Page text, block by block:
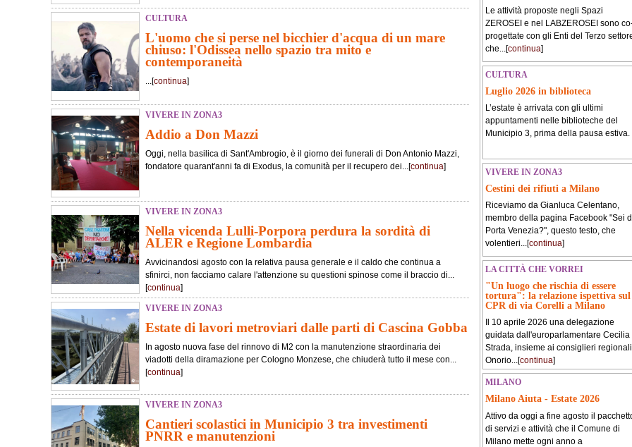
CULTURA
L'uomo che si perse nel bicchier d'acqua di un mare
chiuso: l'Odissea nello spazio tra mito e
contemporaneità
...[continua]
VIVERE IN ZONA3
Addio a Don Mazzi
Oggi, nella basilica di Sant'Ambrogio, è il giorno dei funerali di Don Antonio Mazzi,
fondatore quarant'anni fa di Exodus, la comunità per il recupero dei...[continua]
VIVERE IN ZONA3
Nella vicenda Lulli-Porpora perdura la sordità di
ALER e Regione Lombardia
Avvicinandosi agosto con la relativa pausa generale e il caldo che continua a
sfinirci, non facciamo calare l'attenzione su questioni spinose come il braccio di...
[continua]
VIVERE IN ZONA3
Estate di lavori metroviari dalle parti di Cascina Gobba
In agosto nuova fase del rinnovo di M2 con la manutenzione straordinaria dei
viadotti della diramazione per Cologno Monzese, che chiuderà tutto il mese con...
[continua]
VIVERE IN ZONA3
Cantieri scolastici in Municipio 3 tra investimenti
PNRR e manutenzioni
Le attività proposte negli Spazi
ZEROSEI e nel LABZEROSEI sono
progettate con gli Enti del Terzo
che...[continua]
CULTURA
Luglio 2026 in biblioteca
L’estate è arrivata con gli ultimi
appuntamenti nelle biblioteche del
Municipio 3, prima della pausa estiva.
VIVERE IN ZONA3
Cestini dei rifiuti a Milano
Riceviamo da Gianluca Celentano,
membro della pagina Facebook "Sei
Porta Venezia?", questo testo, che
volentieri...[continua]
LA CITTÀ CHE VORREI
"Un luogo che rischia di essere
tortura": la relazione ispettiva sul
CPR di via Corelli a Milano
Il 10 aprile 2026 una delegazione
guidata dall'europarlamentare Cecilia
Strada, insieme ai consiglieri regionali
Onorio...[continua]
MILANO
Milano Aiuta - Estate 2026
Attivo da oggi a fine agosto il
di servizi e attività che il Comune di
Milano mette ogni anno a